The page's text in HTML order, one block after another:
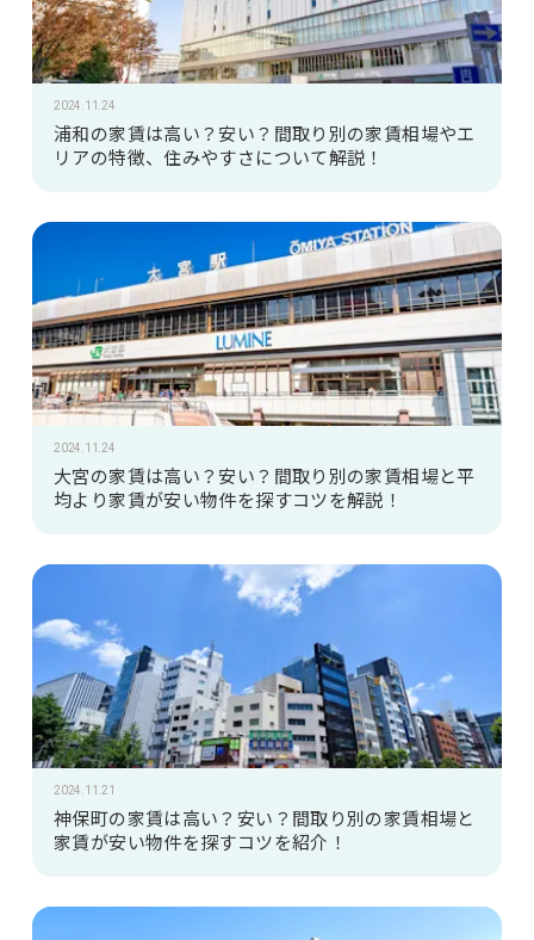
2024.11.24
浦和の家賃は高い？安い？間取り別の家賃相場やエ
リアの特徴、住みやすさについて解説！
2024.11.24
大宮の家賃は高い？安い？間取り別の家賃相場と平
均より家賃が安い物件を探すコツを解説！
2024.11.21
神保町の家賃は高い？安い？間取り別の家賃相場と
家賃が安い物件を探すコツを紹介！